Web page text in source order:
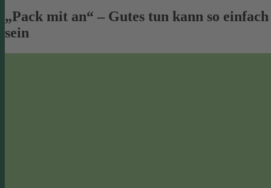
„Pack mit an“ – Gutes tun kann so einfach
sein